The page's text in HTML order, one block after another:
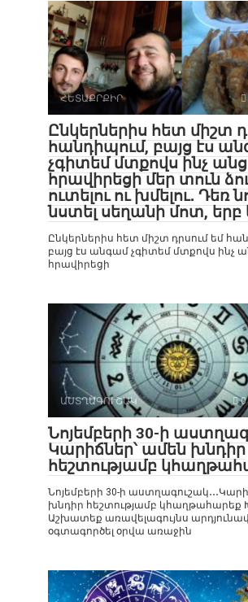
ՀԵՏԱՔՐՔԻՐ
Ընկերներիս հետ միշտ
հանդիպում, բայց էս
չգիտեմ մտքովս ինչ
հրավիրեցի մեր տուն
ուտելու ու խմելու․ Դեռ
նստել սեղանի մոտ, երբ
Ընկերներիս հետ միշտ դրսում եմ
բայց էս անգամ չգիտեմ մտքովս ինչ
հրավիրեցի
ԱՍՏՂԱԳՈՒՇԱԿ 0
Նոյեմբերի 30-ի
Կարիճներ՝ ամեն խնդիր
հեշտությամբ
Նոյեմբերի 30-ի
խնդիր հեշտությամբ կհաղթահարեք
Աշխատեք առավելագույնս
օգտագործել օրվա առաջին